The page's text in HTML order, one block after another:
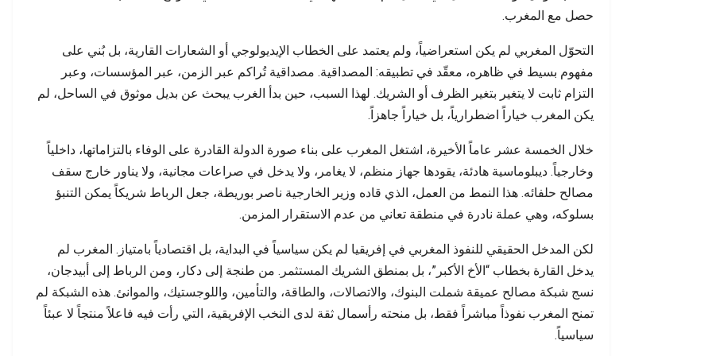
حصل مع المغرب.
التحوّل المغربي لم يكن استعراضياً، ولم يعتمد على الخطاب الإيديولوجي أو الشعارات القارية، بل بُني على
مفهوم بسيط في ظاهره، معقّد في تطبيقه: المصداقية. مصداقية تُراكم عبر الزمن، عبر المؤسسات، وعبر
التزام ثابت لا يتغير بتغير الظرف أو الشريك. لهذا السبب، حين بدأ الغرب يبحث عن بديل موثوق في الساحل، لم
يكن المغرب خياراً اضطرارياً، بل خياراً جاهزاً.
خلال الخمسة عشر عاماً الأخيرة، اشتغل المغرب على بناء صورة الدولة القادرة على الوفاء بالتزاماتها، داخلياً
وخارجياً. ديبلوماسية هادئة، يقودها جهاز منظم، لا يغامر، ولا يدخل في صراعات مجانية، ولا يناور خارج سقف
مصالح حلفائه. هذا النمط من العمل، الذي قاده وزير الخارجية ناصر بوريطة، جعل الرباط شريكاً يمكن التنبؤ
بسلوكه، وهي عملة نادرة في منطقة تعاني من عدم الاستقرار المزمن.
لكن المدخل الحقيقي للنفوذ المغربي في إفريقيا لم يكن سياسياً في البداية، بل اقتصادياً بامتياز. المغرب لم
يدخل القارة بخطاب “الأخ الأكبر”، بل بمنطق الشريك المستثمر. من طنجة إلى دكار، ومن الرباط إلى أبيدجان،
نسج شبكة مصالح عميقة شملت البنوك، والاتصالات، والطاقة، والتأمين، واللوجستيك، والموانئ. هذه الشبكة لم
تمنح المغرب نفوذاً مباشراً فقط، بل منحته رأسمال ثقة لدى النخب الإفريقية، التي رأت فيه فاعلاً منتجاً لا عبئاً
سياسياً.
أحداث سبتة عن التحولات…